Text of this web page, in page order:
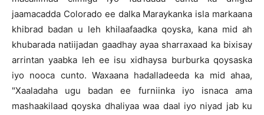
jaamacadda Colorado ee dalka Maraykanka isla markaana
khibrad badan u leh khilaafaadka qoyska, kana mid ah
khubarada natiijadan gaadhay ayaa sharraxaad ka bixisay
arrintan yaabka leh ee isu xidhaysa burburka qoysaska
iyo nooca cunto. Waxaana hadalladeeda ka mid ahaa,
"Xaaladaha ugu badan ee furniinka iyo isnaca ama
mashaakilaad qoyska dhaliyaa waa daal iyo niyad jab ku